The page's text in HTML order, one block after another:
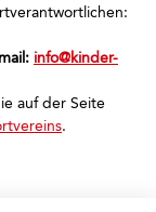
info@kinder-
auf der Seite
.